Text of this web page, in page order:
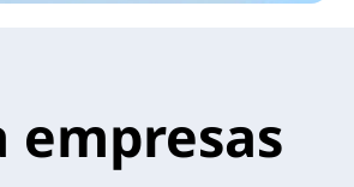
empresas